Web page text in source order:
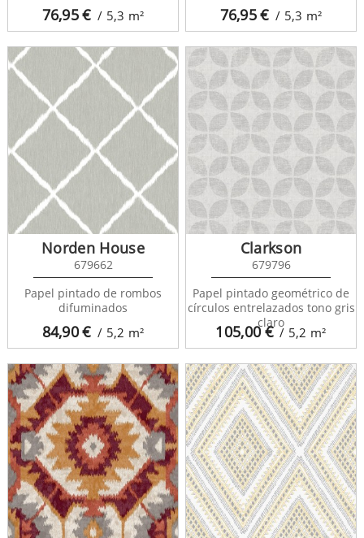
76,95€ / 5,3 m² 76,95€ / 5,3 m²
84,90€ / 5,2 m²
Norden House
679662
Papel pintado de rombos
difuminados
105,00€ / 5,2 m²
Clarkson
679796
Papel pintado geométrico de
círculos entrelazados tono gris
claro